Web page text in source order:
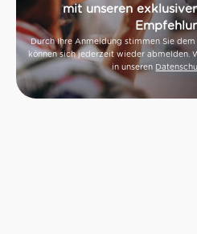
mit unseren
Durch Ihre Anmeldung stimmen Sie
können sich jederzeit wieder abmelden.
in unseren